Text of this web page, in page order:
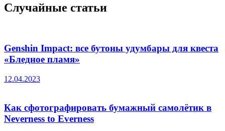
Случайные статьи
Genshin Impact: все бутоны удумбары для квеста
«Бледное пламя»
12.04.2023
Как сфотографировать бумажный самолётик в
Neverness to Everness